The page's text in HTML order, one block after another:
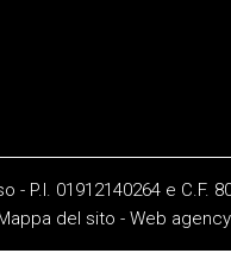
- P.I. 01912140264 e C.F.
del sito - Web agency